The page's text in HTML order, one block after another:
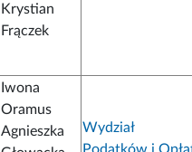
Krystian
Frączek
Iwona
Oramus
Agnieszka
Wydział